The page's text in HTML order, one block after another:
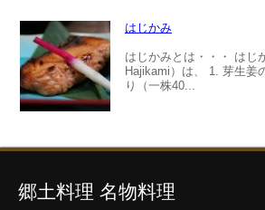
はじかみ
はじかみとは・・・ はじ
Hajikami）は、 1. 芽生姜
り（一株40...
郷土料理 名物料理